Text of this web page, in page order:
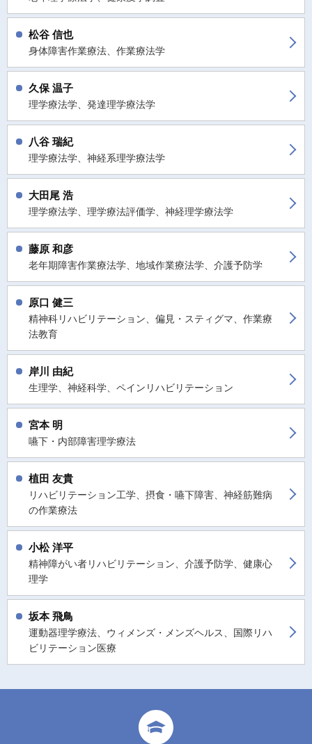
松谷 信也
身体障害作業療法、作業療法学
久保 温子
理学療法学、発達理学療法学
八谷 瑞紀
理学療法学、神経系理学療法学
大田尾 浩
理学療法学、理学療法評価学、神経理学療法学
藤原 和彦
老年期障害作業療法学、地域作業療法学、介護予防学
原口 健三
精神科リハビリテーション、偏見・スティグマ、作業療
法教育
岸川 由紀
生理学、神経科学、ペインリハビリテーション
宮本 明
嚥下・内部障害理学療法
植田 友貴
リハビリテーション工学、摂食・嚥下障害、神経筋難病
の作業療法
小松 洋平
精神障がい者リハビリテーション、介護予防学、健康心
理学
坂本 飛鳥
運動器理学療法、ウィメンズ・メンズヘルス、国際リハ
ビリテーション医療